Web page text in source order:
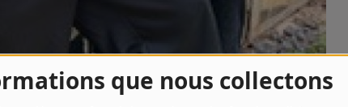
que nous collectons